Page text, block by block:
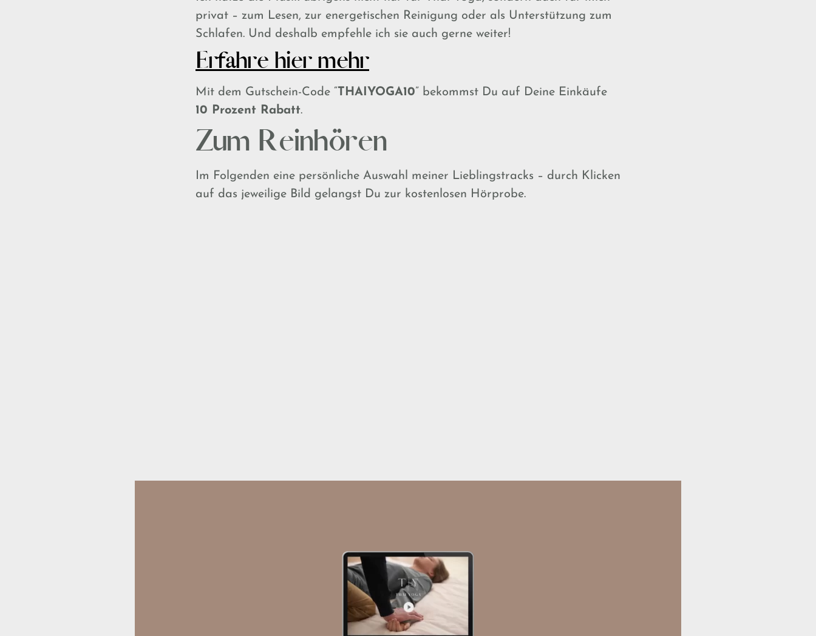
privat – zum Lesen, zur energetischen Reinigung oder als Unterstützung zum
Schlafen. Und deshalb empfehle ich sie auch gerne weiter!
Erfahre hier mehr
Mit dem Gutschein-Code “ THAIYOGA10” bekommst Du auf Deine Einkäufe
10 Prozent Rabatt.
Zum Reinhören
Im Folgenden eine persönliche Auswahl meiner Lieblingstracks – durch Klicken
auf das jeweilige Bild gelangst Du zur kostenlosen Hörprobe.